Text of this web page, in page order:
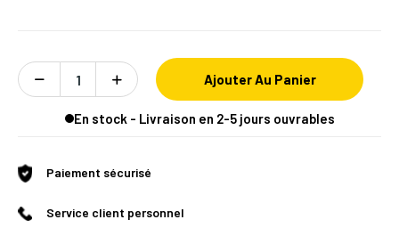
Ajouter Au Panier
En stock - Livraison en 2-5 jours ouvrables
Paiement sécurisé
Service client personnel